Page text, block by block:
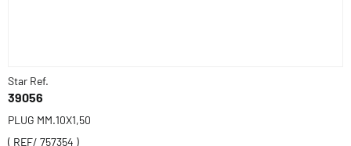
Star Ref.
39056
PLUG MM.10X1,50
( REF/ 757354 )